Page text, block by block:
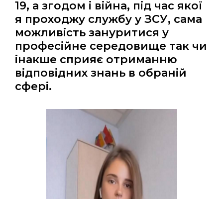
19, а згодом і війна, під час якої
я проходжу службу у ЗСУ, сама
можливість зануритися у
професійне середовище так чи
інакше сприяє отриманню
відповідних знань в обраній
сфері.